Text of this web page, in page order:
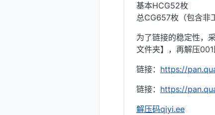
基本HCG52枚
总CG657枚（包含非
为了链接的稳定性，
文件夹】，再解压001
链接： https://
链接： https://
解压码qiyi.ee